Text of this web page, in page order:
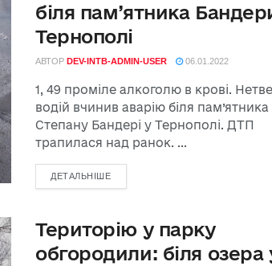
біля пам’ятника
Тернополі
АВТОР DEV-INTB-ADMIN-USER 06.01.2022
1, 49 проміле алкоголю в крові.
водій вчинив аварію біля пам’ятника
Степану Бандері у Тернополі. ДТП
трапилася над ранок. ...
ДЕТАЛЬНІШЕ
Територію у парку
обгородили: біля озера